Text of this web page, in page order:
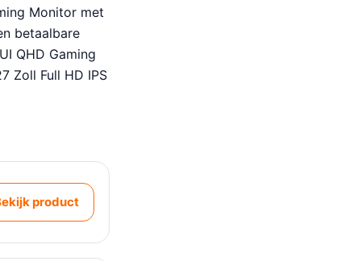
Monitor met
betaalbare
QHD Gaming
Zoll Full HD IPS
product